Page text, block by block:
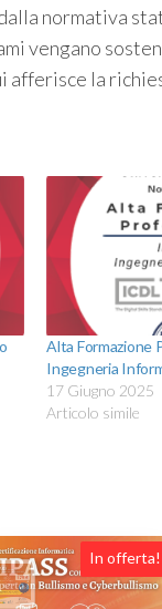
normativa
vengano
afferisce la
Alta Formazione
Ingegneria
17 Giugno 2025
Articolo simile
In offerta!